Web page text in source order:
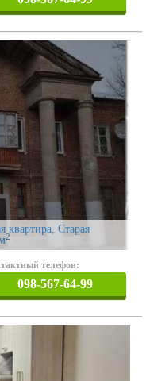
квартира, Старая
2
телефон:
098-567-64-99